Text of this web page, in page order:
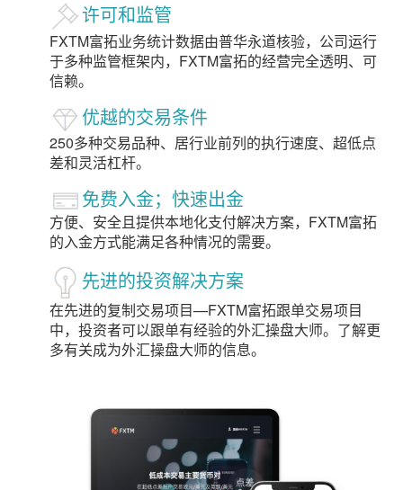
许可和监管
FXTM富拓业务统计数据由普华永道核验，公司运行
于多种监管框架内，FXTM富拓的经营完全透明、可
信赖。
优越的交易条件
250多种交易品种、居行业前列的执行速度、超低点
差和灵活杠杆。
免费入金；快速出金
方便、安全且提供本地化支付解决方案，FXTM富拓
的入金方式能满足各种情况的需要。
先进的投资解决方案
在先进的复制交易项目—FXTM富拓跟单交易项目
中，投资者可以跟单有经验的外汇操盘大师。了解更
多有关成为外汇操盘大师的信息。